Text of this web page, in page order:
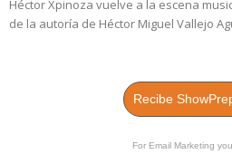
Héctor Xpinoza vuelve a la escena
de la autoría de Héctor Miguel Vallejo
Recibe
For Email Marketing